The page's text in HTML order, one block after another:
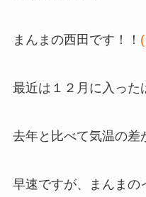
まんまの西田です！！
最近は１２月に入った
去年と比べて気温の差
早速ですが、まんまの